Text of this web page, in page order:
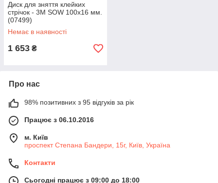
Диск для зняття клейких
стрічок - 3M SOW 100х16 мм.
(07499)
Немає в наявності
1 653 ₴
Про нас
98% позитивних з 95 відгуків за рік
Працює з 06.10.2016
м. Київ
проспект Степана Бандери, 15г, Київ, Україна
Контакти
Сьогодні працює з 09:00 до 18:00